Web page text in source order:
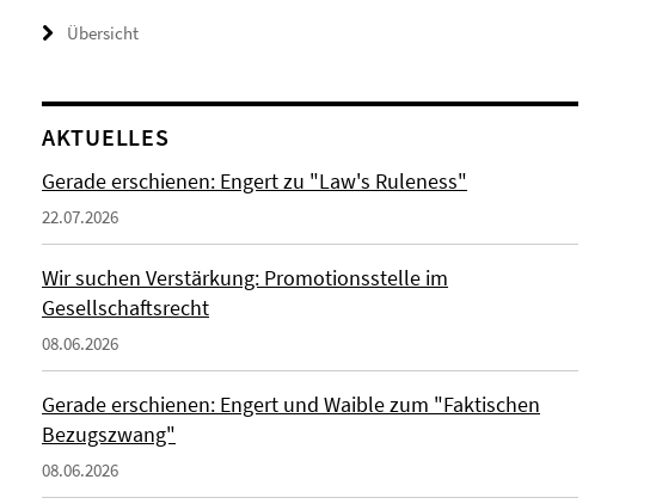
Übersicht
AKTUELLES
Gerade erschienen: Engert zu "Law's Ruleness"
22.07.2026
Wir suchen Verstärkung: Promotionsstelle im
Gesellschaftsrecht
08.06.2026
Gerade erschienen: Engert und Waible zum "Faktischen
Bezugszwang"
08.06.2026